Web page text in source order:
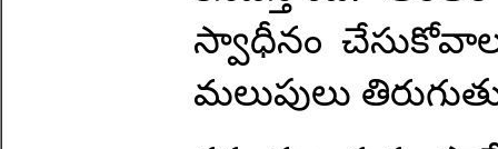
స్వాధీనం
మలుపులు